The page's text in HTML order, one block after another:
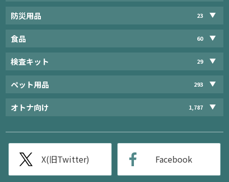
防災用品 23
食品 60
検査キット 29
ペット用品 293
オトナ向け 1,787
X(旧Twitter) Facebook